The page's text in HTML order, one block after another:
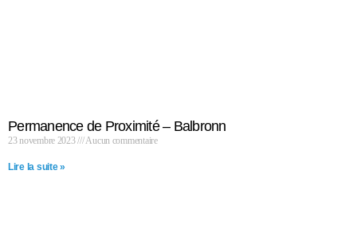
Permanence de Proximité – Balbronn
23 novembre 2023 Aucun commentaire
Lire la suite »